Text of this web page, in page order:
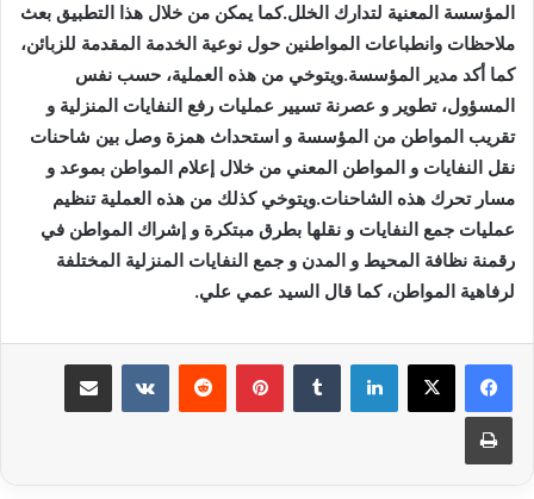
المؤسسة المعنية لتدارك الخلل.كما يمكن من خلال هذا التطبيق بعث
ملاحظات وانطباعات المواطنين حول نوعية الخدمة المقدمة للزبائن،
كما أكد مدير المؤسسة.ويتوخي من هذه العملية، حسب نفس
المسؤول، تطوير و عصرنة تسيير عمليات رفع النفايات المنزلية و
تقريب المواطن من المؤسسة و استحداث همزة وصل بين شاحنات
نقل النفايات و المواطن المعني من خلال إعلام المواطن بموعد و
مسار تحرك هذه الشاحنات.ويتوخي كذلك من هذه العملية تنظيم
عمليات جمع النفايات و نقلها بطرق مبتكرة و إشراك المواطن في
رقمنة نظافة المحيط و المدن و جمع النفايات المنزلية المختلفة
لرفاهية المواطن، كما قال السيد عمي علي.
لينكدإن بينتيريست
طباعة